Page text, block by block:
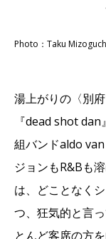
Photo：Taku
湯上がりの〈別
『dead shot
組バンドaldo
ジョンもR&Bも
は、どことなく
つ、狂気的と言
とんど客席の方